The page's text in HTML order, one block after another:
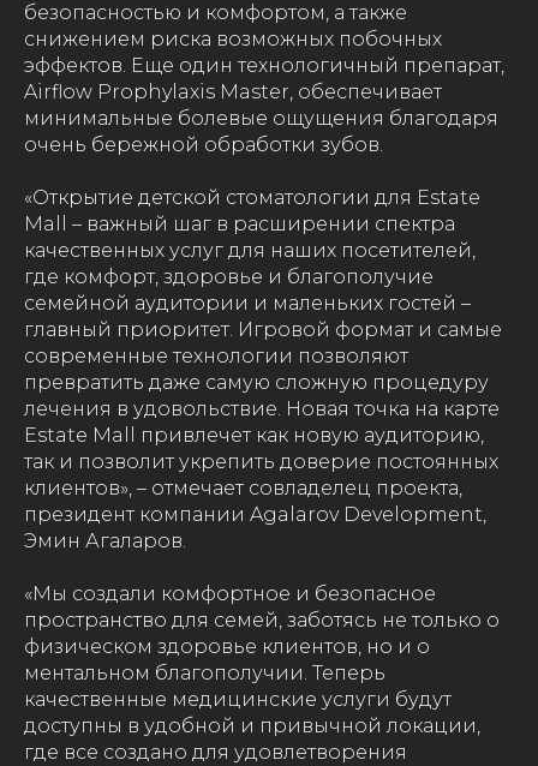
безопасностью и комфортом, а также
снижением риска возможных побочных
эффектов. Еще один технологичный препарат,
Airflow Prophylaxis Master, обеспечивает
минимальные болевые ощущения благодаря
очень бережной обработки зубов.
«Открытие детской стоматологии для Estate
Mall – важный шаг в расширении спектра
качественных услуг для наших посетителей,
где комфорт, здоровье и благополучие
семейной аудитории и маленьких гостей –
главный приоритет. Игровой формат и самые
современные технологии позволяют
превратить даже самую сложную процедуру
лечения в удовольствие. Новая точка на карте
Estate Mall привлечет как новую аудиторию,
так и позволит укрепить доверие постоянных
клиентов», – отмечает совладелец проекта,
президент компании Agalarov Development,
Эмин Агаларов.
«Мы создали комфортное и безопасное
пространство для семей, заботясь не только о
физическом здоровье клиентов, но и о
ментальном благополучии. Теперь
качественные медицинские услуги будут
доступны в удобной и привычной локации,
где все создано для удовлетворения